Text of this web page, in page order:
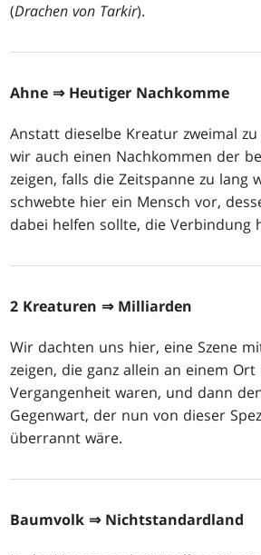
(Drachen von Tarkir).
Ahne ⇒ Heutiger Nachkomme
Anstatt dieselbe Kreatur zweimal
wir auch einen Nachkommen der
zeigen, falls die Zeitspanne zu lang
schwebte hier ein Mensch vor,
dabei helfen sollte, die Verbindung
2 Kreaturen ⇒ Milliarden
Wir dachten uns hier, eine Szene
zeigen, die ganz allein an einem
Vergangenheit waren, und dann
Gegenwart, der nun von dieser
überrannt wäre.
Baumvolk ⇒ Nichtstandardland